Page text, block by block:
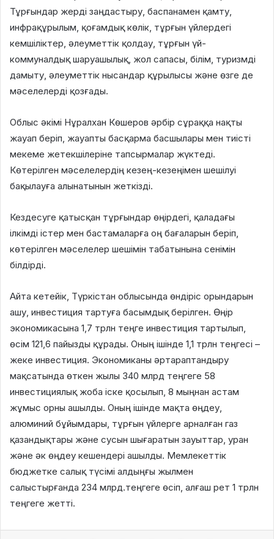
Тұрғындар жерді заңдастыру, баспанамен қамту,
инфрақұрылым, қоғамдық көлік, тұрғын үйлердегі
кемшіліктер, әлеуметтік қолдау, тұрғын үй-
коммуналдық шаруашылық, жол сапасы, білім, туризмді
дамыту, әлеуметтік нысандар құрылысы және өзге де
мәселелерді қозғады.
Облыс әкімі Нұралхан Көшеров әрбір сұраққа нақты
жауап беріп, жауапты басқарма басшылары мен тиісті
мекеме жетекшілеріне тапсырмалар жүктеді.
Көтерілген мәселелердің кезең-кезеңімен шешілуі
бақылауға алынатынын жеткізді.
Кездесуге қатысқан тұрғындар өңірдегі, қаладағы
ілкімді істер мен бастамаларға оң бағаларын беріп,
көтерілген мәселелер шешімін табатынына сенімін
білдірді.
Айта кетейік, Түркістан облысында өндіріс орындарын
ашу, инвестиция тартуға басымдық берілген. Өңір
экономикасына 1,7 трлн теңге инвестиция тартылып,
өсім 121,6 пайызды құрады. Оның ішінде 1,1 трлн теңгесі –
жеке инвестиция. Экономиканы әртараптандыру
мақсатында өткен жылы 340 млрд теңгеге 58
инвестициялық жоба іске қосылып, 8 мыңнан астам
жұмыс орны ашылды. Оның ішінде мақта өңдеу,
алюминий бұйымдары, тұрғын үйлерге арналған газ
қазандықтары және сусын шығаратын зауыттар, уран
және әк өңдеу кешендері ашылды. Мемлекеттік
бюджетке салық түсімі алдыңғы жылмен
салыстырғанда 234 млрд.теңгеге өсіп, алғаш рет 1 трлн
теңгеге жетті.